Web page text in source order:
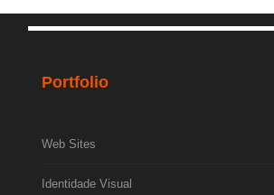
Portfolio
Web Sites
Identidade Visual